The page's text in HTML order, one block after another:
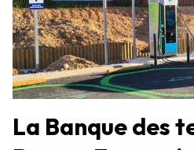
La Banque des